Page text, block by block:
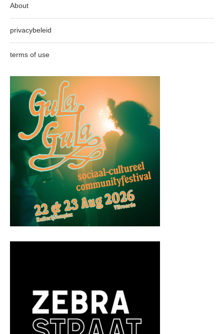
About
privacybeleid
terms of use